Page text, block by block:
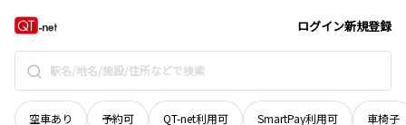
ログイン新規登録
空車あり 予約可 QT-net利用可 SmartPay利用可 車椅子
香川県